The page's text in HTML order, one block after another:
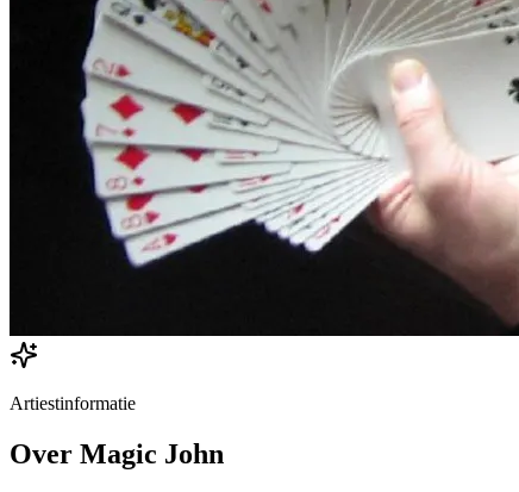
Artiestinformatie
Over Magic John